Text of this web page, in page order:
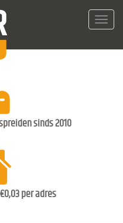
sinds 2010
per adres